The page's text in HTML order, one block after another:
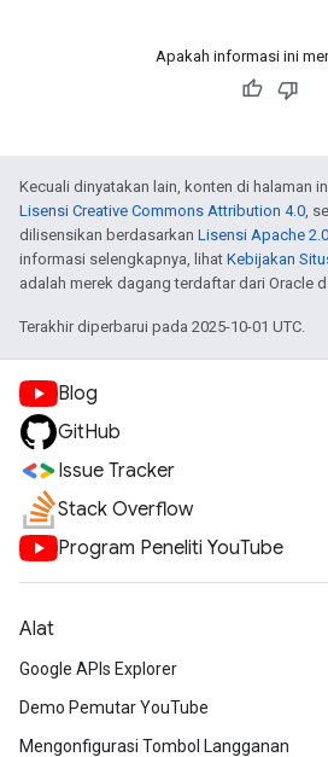
Apakah informasi ini
Kecuali dinyatakan lain, konten di halaman
Lisensi Creative Commons Attribution 4.0,
dilisensikan berdasarkan Lisensi Apache 2.0
informasi selengkapnya, lihat Kebijakan
adalah merek dagang terdaftar dari Oracle
Terakhir diperbarui pada 2025-10-01 UTC.
Blog
GitHub
Issue Tracker
Stack Overflow
Program Peneliti YouTube
Alat
Google APIs Explorer
Demo Pemutar YouTube
Mengonfigurasi Tombol Langganan